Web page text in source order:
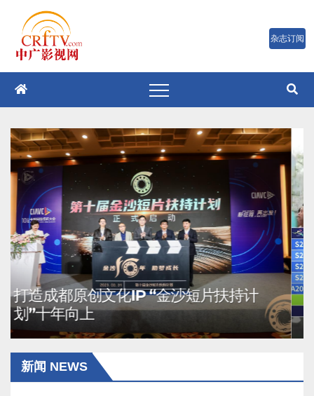
容
打造成都原创文化IP “金沙短片扶持计
划”十年向上
新闻 NEWS